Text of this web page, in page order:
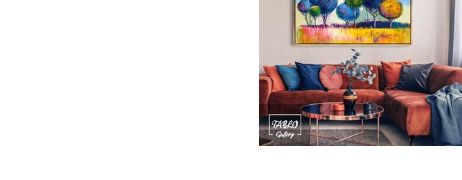
Bize Ulaşın ve Sanatı Hayatınıza Dahil Edin!
Siz de sanatın büyüsünden yararlanmak ve evinize
anlam katmak için hemen koleksiyonumuzu
keşfedin. Her biri kendine özgü olan bu tablolara
sahip olmak için birkaç adımda siparişinizi
verebilirsiniz.
Hızlı ve Güvenli Teslimat
Eserlerinizi sadece bir tıkla satın alabilir, hızlı ve
güvenli teslimat ile en kısa sürede yeni tablonuzun
keyfini çıkarabilirsiniz. Her tablo özenle paketlenir
ve size ulaşmadan önce kalite kontrolünden
geçirilir.